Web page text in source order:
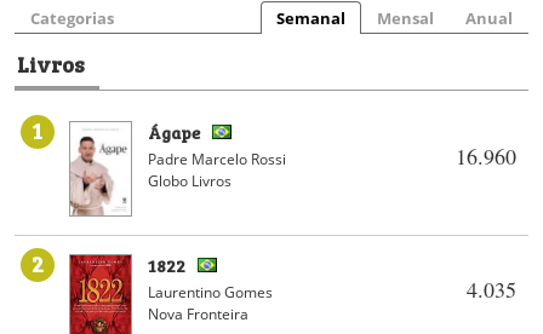
Categorias Semanal Mensal Anual
Livros
1
16.960
Ágape
Padre Marcelo Rossi
Globo Livros
2
4.035
1822
Laurentino Gomes
Nova Fronteira